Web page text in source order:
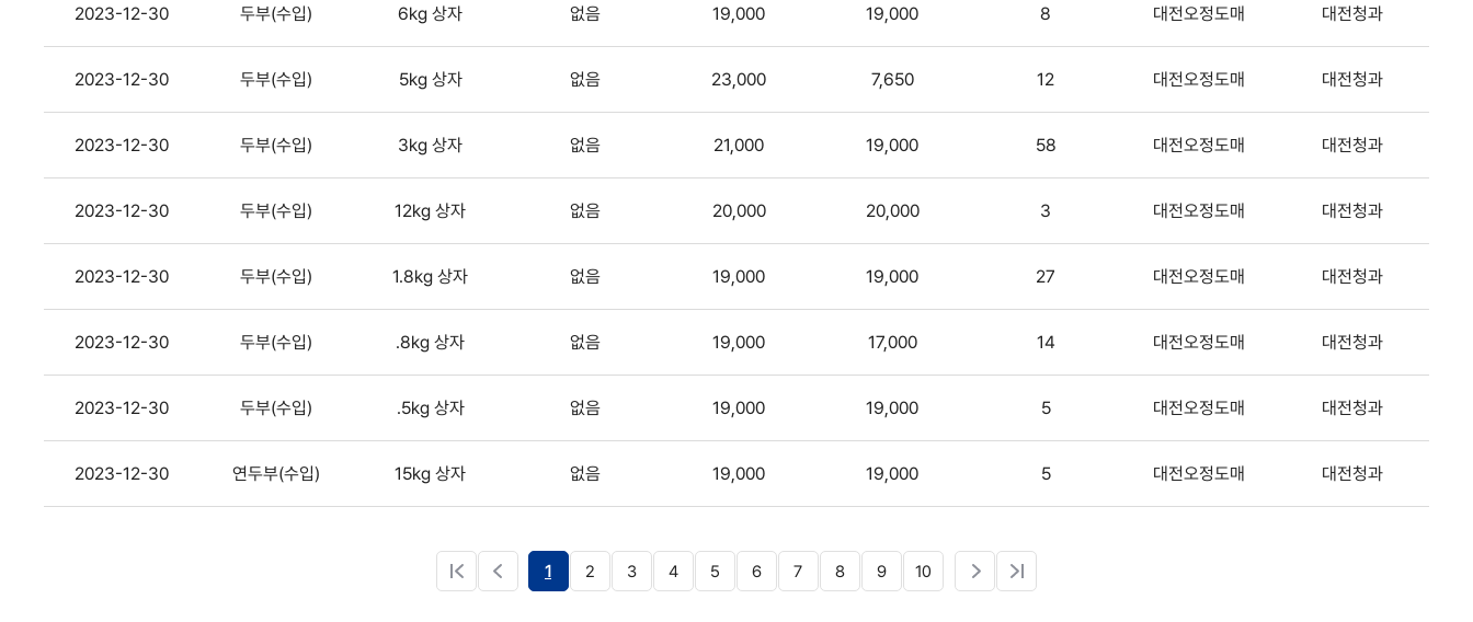
2023-12-30 두부(수입) 6kg 상자 없음 19,000 19,000 8 대전오정도매 대전청과
2023-12-30 두부(수입) 5kg 상자 없음 23,000 7,650 12 대전오정도매 대전청과
2023-12-30 두부(수입) 3kg 상자 없음 21,000 19,000 58 대전오정도매 대전청과
2023-12-30 두부(수입) 12kg 상자 없음 20,000 20,000 3 대전오정도매 대전청과
2023-12-30 두부(수입) 1.8kg 상자 없음 19,000 19,000 27 대전오정도매 대전청과
2023-12-30 두부(수입) .8kg 상자 없음 19,000 17,000 14 대전오정도매 대전청과
2023-12-30 두부(수입) .5kg 상자 없음 19,000 19,000 5 대전오정도매 대전청과
2023-12-30 연두부(수입) 15kg 상자 없음 19,000 19,000 5 대전오정도매 대전청과
1 2 3 4 5 6 7 8 9 10